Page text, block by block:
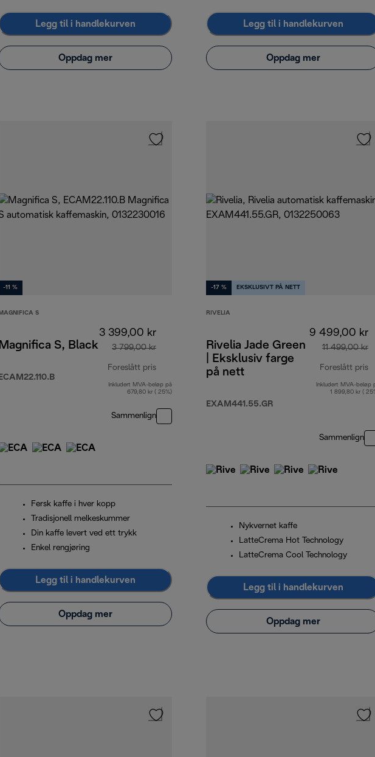
Legg til i handlekurven
Oppdag mer
Legg til i handlekurven
Oppdag mer
14 399,00 kr
-11 %
MAGNIFICA S
Magnifica S, Black
ECAM22.110.B
3 399,00 kr
3 799,00 kr
Foreslått pris
opprinnelig pris 3 799,00 kr
Inkludert MVA-beløp på
679,80 kr ( 25%)
Sammenlign
Fersk kaffe i hver kopp
Tradisjonell melkeskummer
Din kaffe levert ved ett trykk
Enkel rengjøring
Legg til i handlekurven
Oppdag mer
-17 % EKSKLUSIVT PÅ NETT
RIVELIA
Rivelia Jade Green
| Eksklusiv farge
på nett
EXAM441.55.GR
9 499,00 kr
11 499,00 kr
Foreslått pris
Inkludert MVA-beløp
1 899,80 kr (
Sammenlign
Nykvernet kaffe
LatteCrema Hot Technology
LatteCrema Cool Technology
Legg til i handlekurven
Oppdag mer